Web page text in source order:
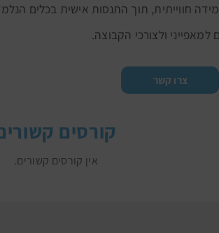
חווייתית, תוך התנסות אישית בכלים
ולצורכי הקבוצה.
צרו קשר
קורסים
אין קורסים קשורים.